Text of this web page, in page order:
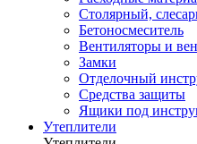
Столярный,
Бетоносмеситель
Вентиляторы и
Замки
Отделочный
Средства защиты
Ящики под
Утеплители